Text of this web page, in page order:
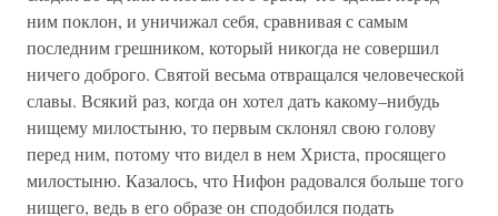
ним поклон, и уничижал себя, сравнивая с самым
последним грешником, который никогда не совершил
ничего доброго. Святой весьма отвращался человеческой
славы. Всякий раз, когда он хотел дать какому–нибудь
нищему милостыню, то первым склонял свою голову
перед ним, потому что видел в нем Христа, просящего
милостыню. Казалось, что Нифон радовался больше того
нищего, ведь в его образе он сподобился подать